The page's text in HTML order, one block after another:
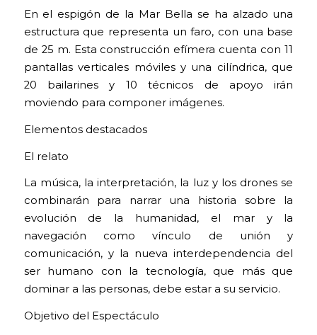
En el espigón de la Mar Bella se ha alzado una
estructura que representa un faro, con una base
de 25 m. Esta construcción efímera cuenta con 11
pantallas verticales móviles y una cilíndrica, que
20 bailarines y 10 técnicos de apoyo irán
moviendo para componer imágenes.
Elementos destacados
El relato
La música, la interpretación, la luz y los drones se
combinarán para narrar una historia sobre la
evolución de la humanidad, el mar y la
navegación como vínculo de unión y
comunicación, y la nueva interdependencia del
ser humano con la tecnología, que más que
dominar a las personas, debe estar a su servicio.
Objetivo del Espectáculo